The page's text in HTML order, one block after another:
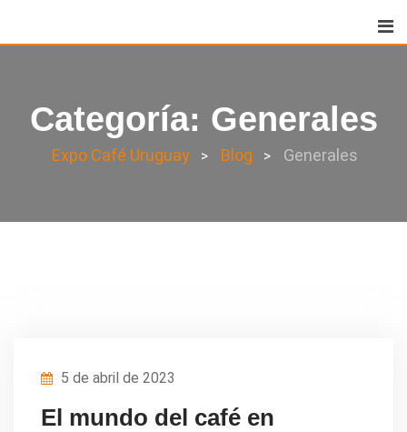
Categoría: Generales
Expo Café Uruguay > Blog > Generales
5 de abril de 2023
El mundo del café en